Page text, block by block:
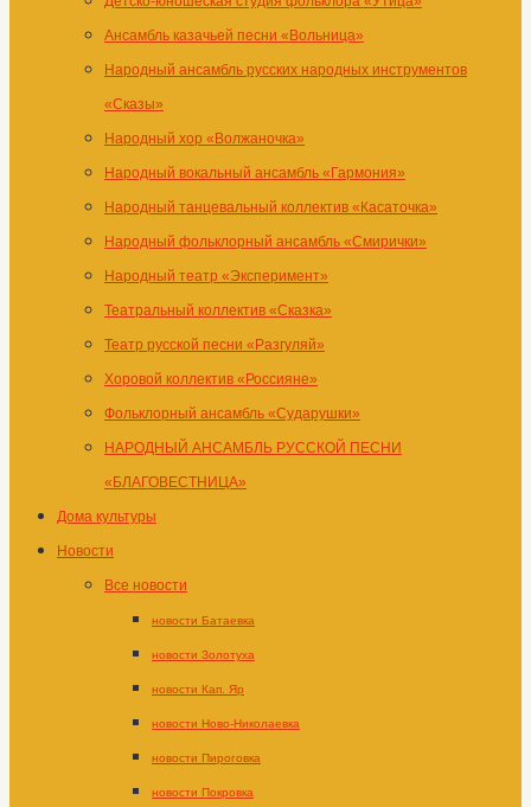
Ансамбль казачьей песни «Вольница»
Народный ансамбль русских народных инструментов
«Сказы»
Народный хор «Волжаночка»
Народный вокальный ансамбль «Гармония»
Народный танцевальный коллектив «Касаточка»
Народный фольклорный ансамбль «Смирички»
Народный театр «Эксперимент»
Театральный коллектив «Сказка»
Театр русской песни «Разгуляй»
Хоровой коллектив «Россияне»
Фольклорный ансамбль «Сударушки»
НАРОДНЫЙ АНСАМБЛЬ РУССКОЙ ПЕСНИ
«БЛАГОВЕСТНИЦА»
Дома культуры
Новости
Все новости
новости Батаевка
новости Золотуха
новости Кап. Яр
новости Ново-Николаевка
новости Пироговка
новости Покровка